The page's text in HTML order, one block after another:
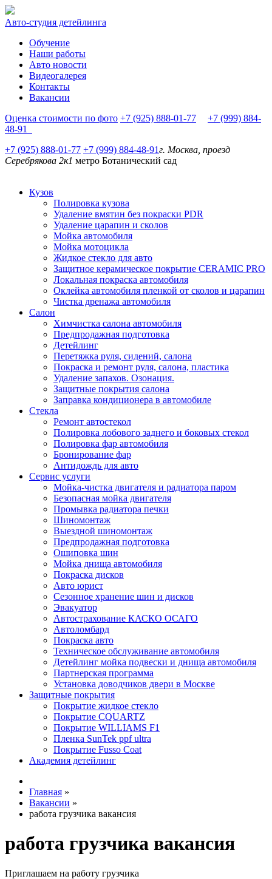
Авто-студия детейлинга
Обучение
Наши работы
Авто новости
Видеогалерея
Контакты
Вакансии
Оценка стоимости по фото +7 (925) 888-01-77
+7 (999) 884-
48-91
+7 (925) 888-01-77 +7 (999) 884-48-91г. Москва, проезд
Серебрякова 2к1 метро Ботанический сад
Кузов
Полировка кузова
Удаление вмятин без покраски PDR
Удаление царапин и сколов
Мойка автомобиля
Мойка мотоцикла
Жидкое стекло для авто
Защитное керамическое покрытие CERAMIC PRO
Локальная покраска автомобиля
Оклейка автомобиля пленкой от сколов и царапин
Чистка дренажа автомобиля
Салон
Химчистка салона автомобиля
Предпродажная подготовка
Детейлинг
Перетяжка руля, сидений, салона
Покраска и ремонт руля, салона, пластика
Удаление запахов. Озонация.
Защитные покрытия салона
Заправка кондиционера в автомобиле
Стекла
Ремонт автостекол
Полировка лобового заднего и боковых стекол
Полировка фар автомобиля
Бронирование фар
Антидождь для авто
Сервис услуги
Мойка-чистка двигателя и радиатора паром
Безопасная мойка двигателя
Промывка радиатора печки
Шиномонтаж
Выездной шиномонтаж
Предпродажная подготовка
Ошиповка шин
Мойка днища автомобиля
Покраска дисков
Авто юрист
Сезонное хранение шин и дисков
Эвакуатор
Автострахование КАСКО ОСАГО
Автоломбард
Покраска авто
Техническое обслуживание автомобиля
Детейлинг мойка подвески и днища автомобиля
Партнерская программа
Установка доводчиков двери в Москве
Защитные покрытия
Покрытие жидкое стекло
Покрытие CQUARTZ
Покрытие WILLIAMS F1
Пленка SunTek ppf ultra
Покрытие Fusso Coat
Академия детейлинг
Главная »
Вакансии »
работа грузчика вакансия
работа грузчика вакансия
Пpиглашaем нa работу грузчика